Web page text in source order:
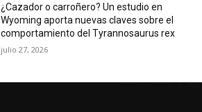
¿Cazador o carroñero? Un estudio en
Wyoming aporta nuevas claves sobre el
comportamiento del Tyrannosaurus rex
julio 27, 2026